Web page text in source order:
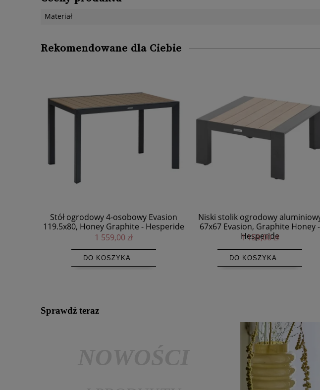
Materiał
Rekomendowane dla Ciebie
Niski stolik ogrodowy aluminiowy
67x67 Evasion, Graphite Honey -
Hesperide
1 159,00 zł
DO KOSZYKA
Dwuosobowa sofa ogrodowa
aluminiowa z poduszkami Olefin
Evasion, Graphite - Hesperide
3 775,00 zł
DO KOSZYKA
Sprawdź teraz